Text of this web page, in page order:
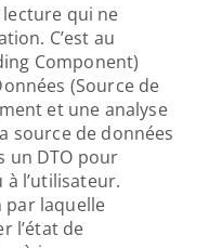
qui ne
C’est au
Component)
(Source de
et une analyse
source de données
un DTO pour
l’utilisateur.
par laquelle
l’état de